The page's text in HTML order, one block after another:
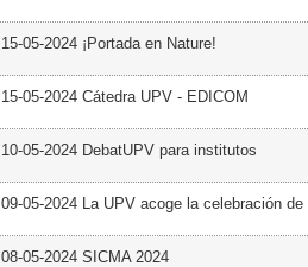
15-05-2024 ¡Portada en Nature!
15-05-2024 Cátedra UPV - EDICOM
10-05-2024 DebatUPV para institutos
09-05-2024 La UPV acoge la celebración
08-05-2024 SICMA 2024